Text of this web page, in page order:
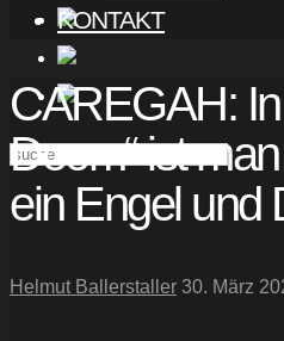
KONTAKT
CAREGAH:
Doom“ ist
ein Engel und
Helmut Ballerstaller 30. März